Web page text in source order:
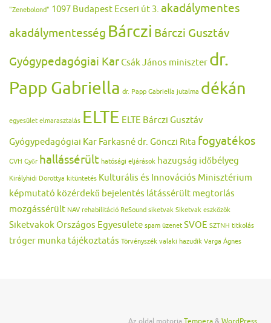
"Zenebolond" 1097 Budapest Ecseri út 3. akadálymentes
akadálymentesség Bárczi Bárczi Gusztáv
Gyógypedagógiai KarCsák János miniszter dr.
Papp Gabriella dr. Papp Gabriella jutalma dékán
egyesület elmarasztalás ELTE ELTE Bárczi Gusztáv
Gyógypedagógiai Kar Farkasné dr. Gönczi Rita fogyatékos
GVH Győr hallássérült hatósági eljárások hazugság időbélyeg
Királyhidi Dorottya kitüntetés Kulturális és Innovációs Minisztérium
képmutató közérdekű bejelentés látássérült megtorlás
mozgássérült NAV rehabilitáció ReSound siketvak Siketvak eszközök
Siketvakok Országos Egyesülete spam üzenet SVOE SZTNH titkolás
tróger munka tájékoztatás Törvényszék valaki hazudik Varga Ágnes